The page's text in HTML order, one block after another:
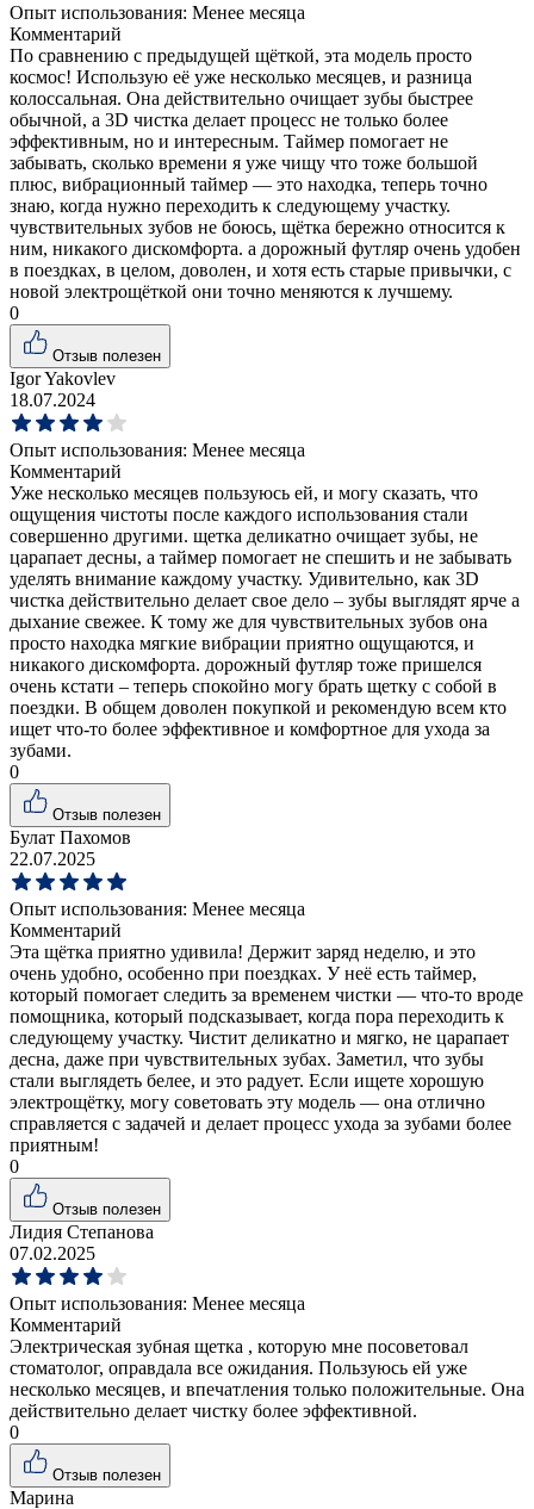
Опыт использования: Менее месяца
Комментарий
По сравнению с предыдущей щёткой, эта модель просто
космос! Использую её уже несколько месяцев, и разница
колоссальная. Она действительно очищает зубы быстрее
обычной, а 3D чистка делает процесс не только более
эффективным, но и интересным. Таймер помогает не
забывать, сколько времени я уже чищу что тоже большой
плюс, вибрационный таймер — это находка, теперь точно
знаю, когда нужно переходить к следующему участку.
чувствительных зубов не боюсь, щётка бережно относится к
ним, никакого дискомфорта. а дорожный футляр очень удобен
в поездках, в целом, доволен, и хотя есть старые привычки, с
новой электрощёткой они точно меняются к лучшему.
0
Отзыв полезен
Igor Yakovlev
18.07.2024
Опыт использования: Менее месяца
Комментарий
Уже несколько месяцев пользуюсь ей, и могу сказать, что
ощущения чистоты после каждого использования стали
совершенно другими. щетка деликатно очищает зубы, не
царапает десны, а таймер помогает не спешить и не забывать
уделять внимание каждому участку. Удивительно, как 3D
чистка действительно делает свое дело – зубы выглядят ярче а
дыхание свежее. К тому же для чувствительных зубов она
просто находка мягкие вибрации приятно ощущаются, и
никакого дискомфорта. дорожный футляр тоже пришелся
очень кстати – теперь спокойно могу брать щетку с собой в
поездки. В общем доволен покупкой и рекомендую всем кто
ищет что-то более эффективное и комфортное для ухода за
зубами.
0
Отзыв полезен
Булат Пахомов
22.07.2025
Опыт использования: Менее месяца
Комментарий
Эта щётка приятно удивила! Держит заряд неделю, и это
очень удобно, особенно при поездках. У неё есть таймер,
который помогает следить за временем чистки — что-то вроде
помощника, который подсказывает, когда пора переходить к
следующему участку. Чистит деликатно и мягко, не царапает
десна, даже при чувствительных зубах. Заметил, что зубы
стали выглядеть белее, и это радует. Если ищете хорошую
электрощётку, могу советовать эту модель — она отлично
справляется с задачей и делает процесс ухода за зубами более
приятным!
0
Отзыв полезен
Лидия Степанова
07.02.2025
Опыт использования: Менее месяца
Комментарий
Электрическая зубная щетка , которую мне посоветовал
стоматолог, оправдала все ожидания. Пользуюсь ей уже
несколько месяцев, и впечатления только положительные. Она
действительно делает чистку более эффективной.
0
Отзыв полезен
Марина